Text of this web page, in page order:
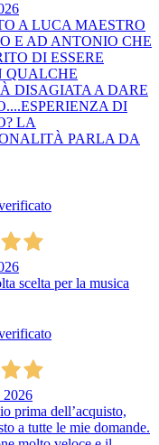
A LUCA MAESTRO
E AD ANTONIO CHE
DI ESSERE
QUALCHE
DISAGIATA A DARE
DI
LA
PARLA DA
scelta per la musica
2026
prima dell’acquisto,
a tutte le mie domande.